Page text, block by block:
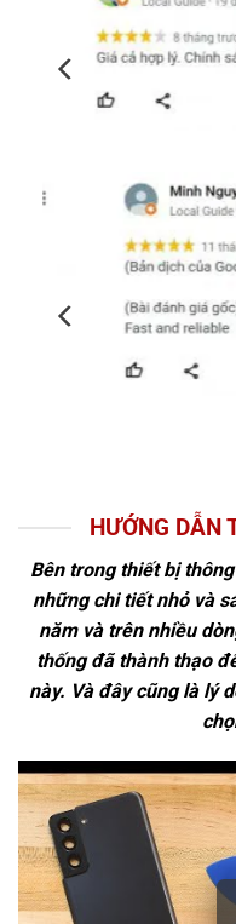
HƯỚNG DẪN
Bên trong thiết bị
những chi tiết nhỏ và
năm và trên nhiều
thống đã thành thạo
này. Và đây cũng là lý